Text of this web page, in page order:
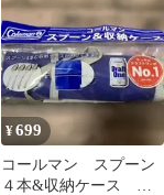
点セット
¥699
コールマン スプーン
４本&収納ケース 非